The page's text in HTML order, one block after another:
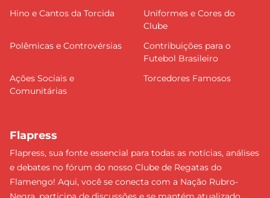
Hino e Cantos da Torcida
Uniformes e Cores do
Clube
Polêmicas e Controvérsias
Contribuições para o
Futebol Brasileiro
Ações Sociais e
Comunitárias
Torcedores Famosos
Flapress
Flapress, sua fonte essencial para todas as notícias, análises
e debates no fórum do nosso Clube de Regatas do
Flamengo! Aqui, você se conecta com a Nação Rubro-